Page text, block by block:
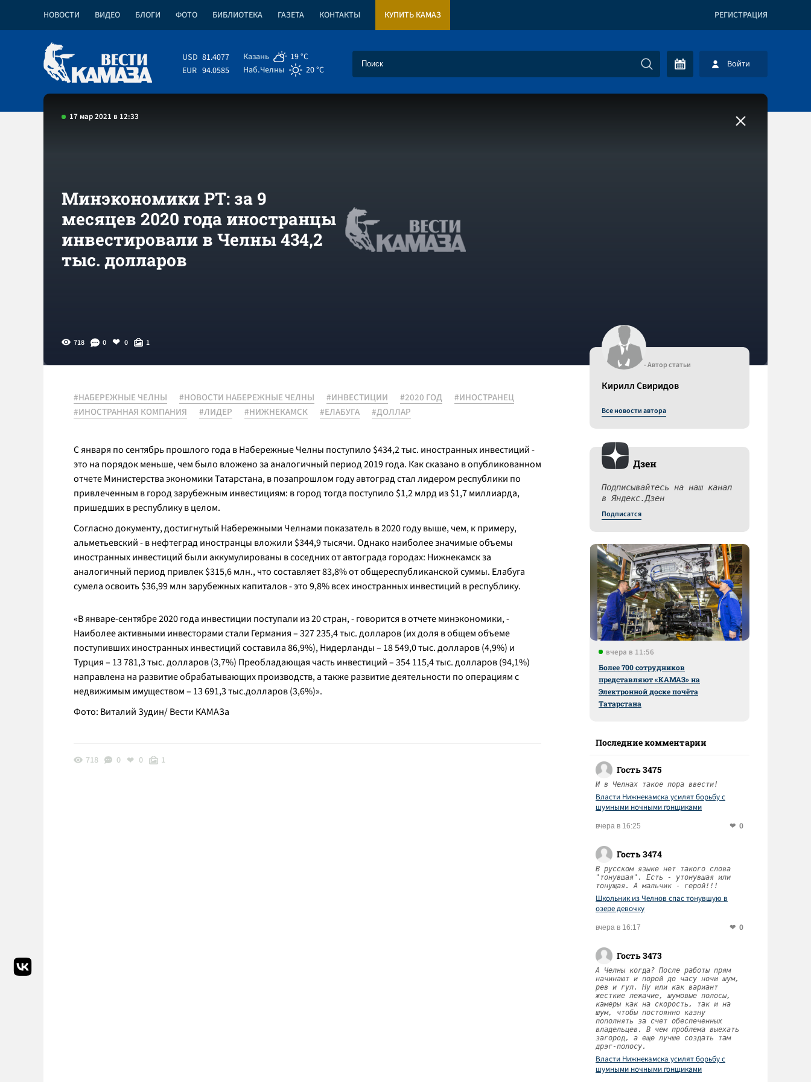
НОВОСТИ ВИДЕО БЛОГИ ФОТО БИБЛИОТЕКА ГАЗЕТА КОНТАКТЫ КУПИТЬ КАМАЗ РЕГИСТРАЦИЯ
USD 81.4077
EUR 94.0585
Казань
19 °C
Наб.Челны
20 °C Войти
17 мар 2021 в 12:33
Минэкономики РТ: за 9
месяцев 2020 года иностранцы
инвестировали в Челны 434,2
тыс. долларов
718 0 0 1
#НАБЕРЕЖНЫЕ ЧЕЛНЫ #НОВОСТИ НАБЕРЕЖНЫЕ ЧЕЛНЫ #ИНВЕСТИЦИИ #2020 ГОД
#ИНОСТРАНЕЦ
#ИНОСТРАННАЯ КОМПАНИЯ
#ЛИДЕР #НИЖНЕКАМСК #ЕЛАБУГА #ДОЛЛАР
С января по сентябрь прошлого года в Набережные Челны поступило $434,2 тыс. иностранных инвестиций -
это на порядок меньше, чем было вложено за аналогичный период 2019 года. Как сказано в опубликованном
отчете Министерства экономики Татарстана, в позапрошлом году автоград стал лидером республики по
привлеченным в город зарубежным инвестициям: в город тогда поступило $1,2 млрд из $1,7 миллиарда,
пришедших в республику в целом.
Согласно документу, достигнутый Набережными Челнами показатель в 2020 году выше, чем, к примеру,
альметьевский - в нефтеград иностранцы вложили $344,9 тысячи. Однако наиболее значимые объемы
иностранных инвестиций были аккумулированы в соседних от автограда городах: Нижнекамск за
аналогичный период привлек $315,6 млн., что составляет 83,8% от общереспубликанской суммы. Елабуга
сумела освоить $36,99 млн зарубежных капиталов - это 9,8% всех иностранных инвестиций в республику.
«В январе-сентябре 2020 года инвестиции поступали из 20 стран, -говорится в отчете минэкономики, -
Наиболее активными инвесторами стали Германия – 327 235,4 тыс. долларов (их доля в общем объеме
поступивших иностранных инвестиций составила 86,9%), Нидерланды – 18 549,0 тыс. долларов (4,9%) и
Турция – 13 781,3 тыс. долларов (3,7%) Преобладающая часть инвестиций – 354 115,4 тыс. долларов (94,1%)
направлена на развитие обрабатывающих производств, а также развитие деятельности по операциям с
недвижимым имуществом – 13 691,3 тыс.долларов (3,6%)».
Фото: Виталий Зудин/ Вести КАМАЗа
718 0 0 1
- Автор статьи
Кирилл Свиридов
Все новости автора
Дзен
Подписывайтесь на наш канал
в Яндекс.Дзен
Подписатся
вчера в 11:56
Более 700 сотрудников
представляют «КАМАЗ» на
Электронной доске почёта
Татарстана
Последние комментарии
Гость 3475
И в Челнах такое пора ввести!
Власти Нижнекамска усилят борьбу с
шумными ночными гонщиками
вчера в 16:25 0
Гость 3474
В русском языке нет такого слова
"тонувшая". Есть - утонувшая или
тонущая. А мальчик - герой!!!
Школьник из Челнов спас тонувшую в
озере девочку
вчера в 16:17 0
Гость 3473
А Челны когда? После работы прям
начинают и порой до часу ночи шум,
рев и гул. Ну или как вариант
жесткие лежачие, шумовые полосы,
камеры как на скорость, так и на
шум, чтобы постоянно казну
пополнять за счет обеспеченных
владельцев. В чем проблема выехать
загород, а еще лучше создать там
дрэг-полосу.
Власти Нижнекамска усилят борьбу с
шумными ночными гонщиками